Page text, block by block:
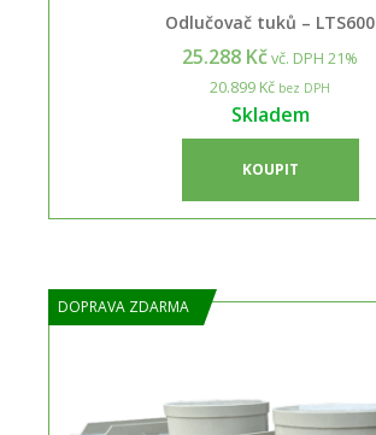
Odlučovač tuků – LTS600
25.288 Kčvč. DPH 21%
20.899 Kč bez DPH
Skladem
KOUPIT
DOPRAVA ZDARMA